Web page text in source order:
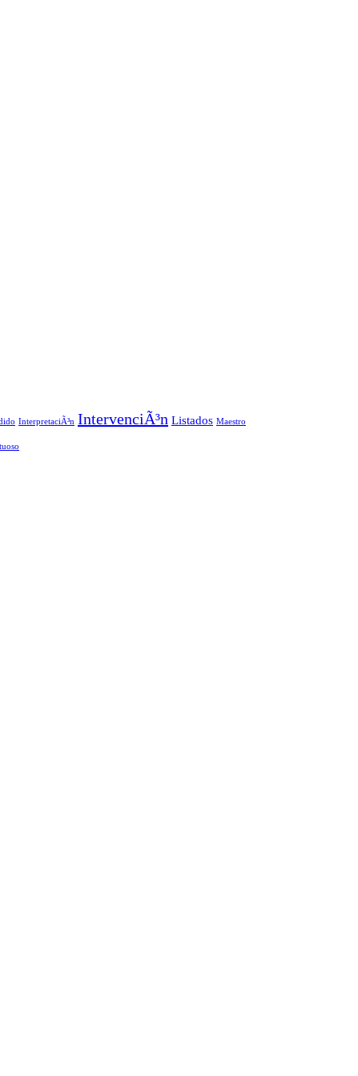
InterpretaciÃ³n IntervenciÃ³n Listados Maestro